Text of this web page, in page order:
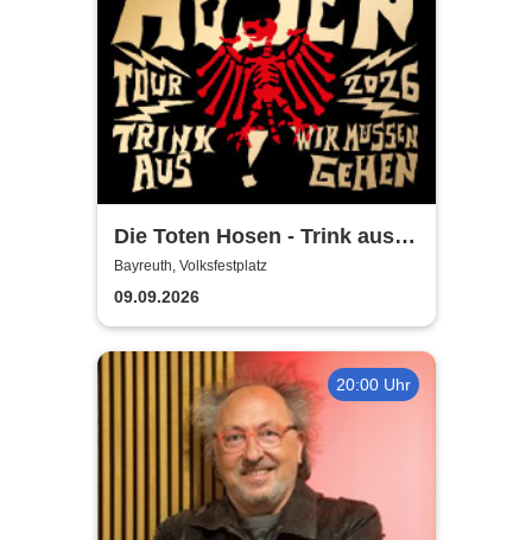
Die Toten Hosen - Trink aus!
Wir müssen gehen - Tour
2026
Bayreuth, Volksfestplatz
09.09.2026
20:00 Uhr